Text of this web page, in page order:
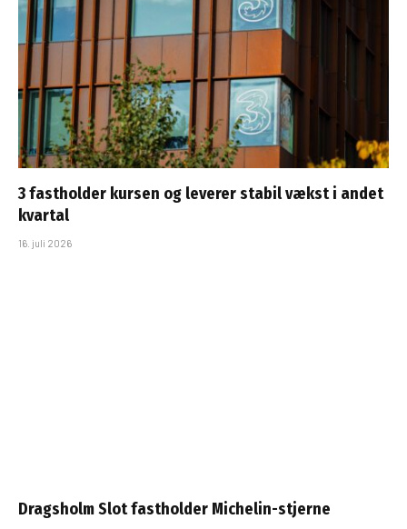
3 fastholder kursen og leverer stabil vækst i andet
kvartal
16. juli 2026
Dragsholm Slot fastholder Michelin-stjerne